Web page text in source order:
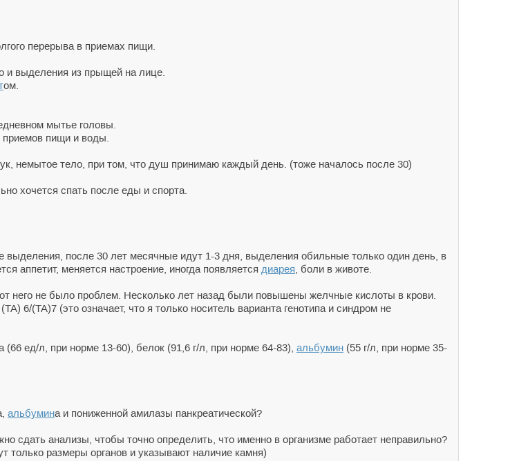
перерыва в приемах пищи.
и выделения из прыщей на лице.
ом.
мытье головы.
пищи и воды.
немытое тело, при том, что душ принимаю каждый день. (тоже началось после 30)
хочется спать после еды и спорта.
после 30 лет месячные идут 1-3 дня, выделения обильные только один день, в
аппетит, меняется настроение, иногда появляется диарея , боли в животе.
него не было проблем. Несколько лет назад были повышены желчные кислоты в крови.
6/(TA)7 (это означает, что я только носитель варианта генотипа и синдром не
ед/л, при норме 13-60), белок (91,6 г/л, при норме 64-83), альбумин (55 г/л, при норме 35-
альбумина и пониженной амилазы панкреатической?
сдать анализы, чтобы точно определить, что именно в организме работает неправильно?
размеры органов и указывают наличие камня)